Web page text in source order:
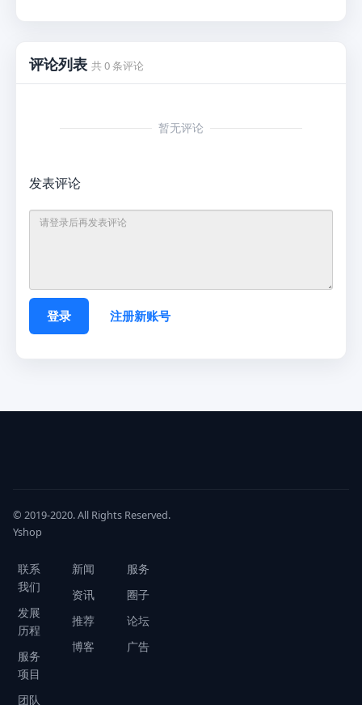
评论列表 共 0 条评论
暂无评论
发表评论
登录 注册新账号
© 2019-2020. All Rights Reserved.
Yshop
联系
我们
发展
历程
服务
项目
团队
新闻
资讯
推荐
博客
服务
圈子
论坛
广告